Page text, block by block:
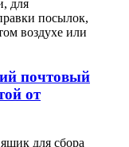
почтовый
от